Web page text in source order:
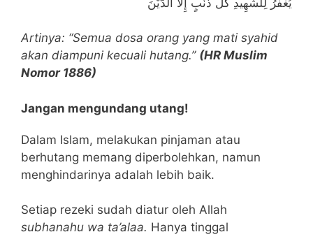
Artinya: “Semua dosa orang yang mati syahid
akan diampuni kecuali hutang.” (HR Muslim
Nomor 1886)
Jangan mengundang utang!
Dalam Islam, melakukan pinjaman atau
berhutang memang diperbolehkan, namun
menghindarinya adalah lebih baik.
Setiap rezeki sudah diatur oleh Allah
subhanahu wa ta’alaa. Hanya tinggal